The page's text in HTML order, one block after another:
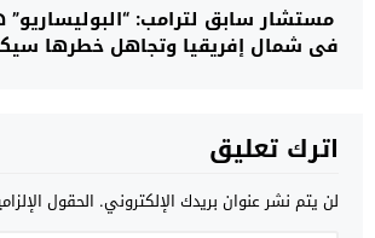
مستشار سابق لترامب:
في شمال إفريقيا وتجاهل خطرها
اترك تعليق
لن يتم نشر عنوان بريدك الإلكتروني. الحقول